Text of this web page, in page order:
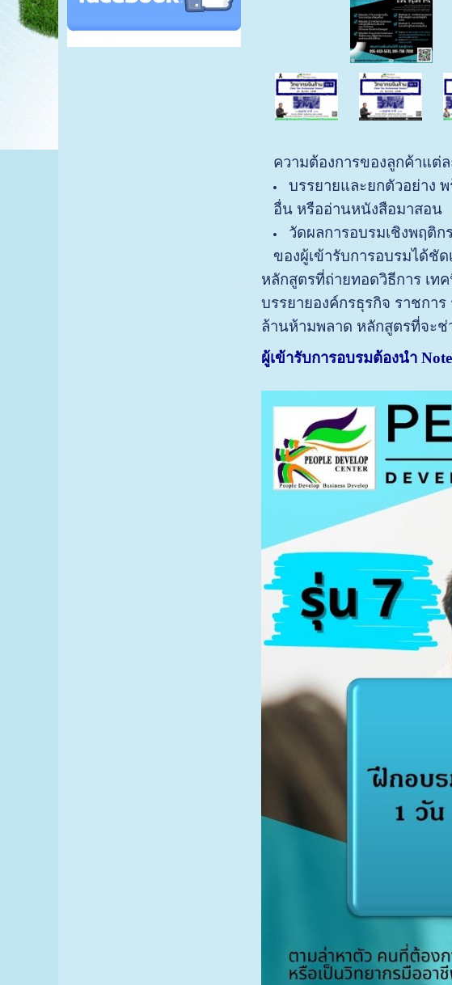
ความต้องการของลูกค้าแต่ล
บรรยายและยกตัวอย่าง
อื่น หรืออ่านหนังสือมาสอน
วัดผลการอบรมเชิงพฤติ
ของผู้เข้ารับการอบรมได้ชัด
หลักสูตรที่ถ่ายทอดวิธีการ เท
บรรยายองค์กรธุรกิจ ราชกา
ล้านห้ามพลาด หลักสูตรที่จะช่
ผู้เข้ารับการอบรมต้องนำ